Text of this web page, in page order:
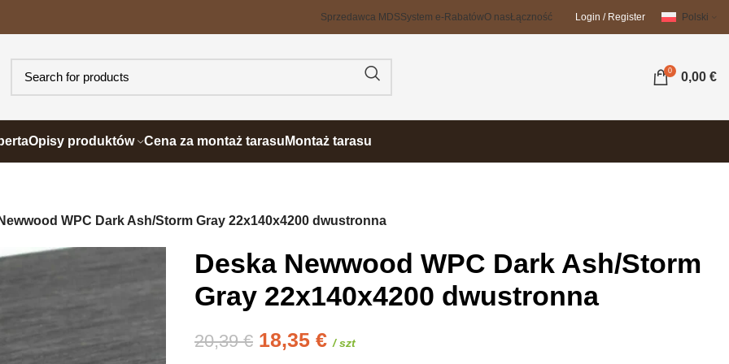
Sprzedawca MDSSystem e-RabatówO nasŁączność Login / Register Polski
0 0,00 €
Opisy produktów Cena za montaż tarasu Montaż tarasu
WPC Dark Ash/Storm Gray 22x140x4200 dwustronna
Deska Newwood WPC Dark Ash/Storm
Gray 22x140x4200 dwustronna
20,39€ 18,35 € / szt